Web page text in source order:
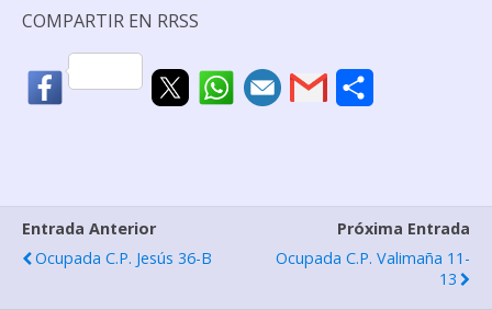
COMPARTIR EN RRSS
a
Entrada Anterior
Ocupada C.P. Jesús 36-B
Próxima Entrada
Ocupada C.P. Valimaña 11-
13